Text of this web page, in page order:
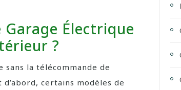
Électrique
?
sans la télécommande de
certains modèles de